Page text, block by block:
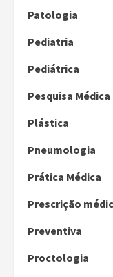
Patologia
Pediatria
Pediátrica
Pesquisa Médica
Plástica
Pneumologia
Prática Médica
Prescrição
Preventiva
Proctologia